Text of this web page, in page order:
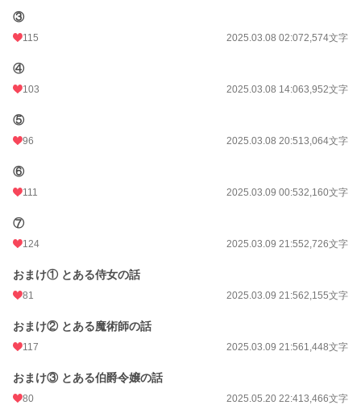
初回完結日時
累計ポイント
③
115 2025.03.08 02:072,574文字
④
103 2025.03.08 14:063,952文字
⑤
96 2025.03.08 20:513,064文字
⑥
111 2025.03.09 00:532,160文字
⑦
124 2025.03.09 21:552,726文字
おまけ① とある侍女の話
81 2025.03.09 21:562,155文字
おまけ② とある魔術師の話
117 2025.03.09 21:561,448文字
おまけ③ とある伯爵令嬢の話
80 2025.05.20 22:413,466文字